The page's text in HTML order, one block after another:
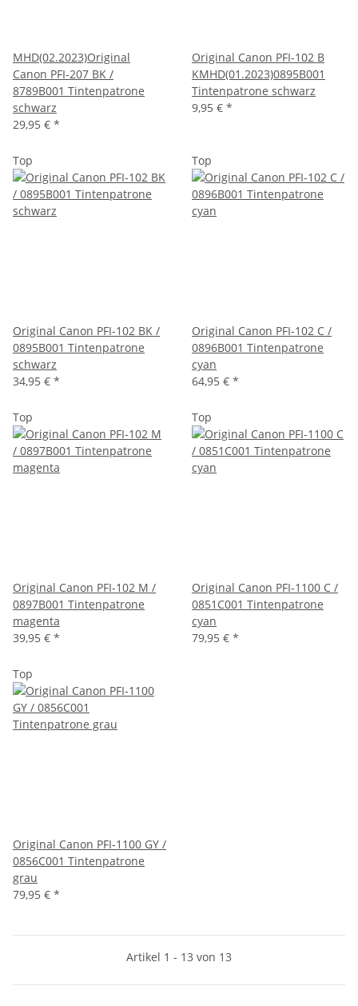
MHD(02.2023)Original
Canon PFI-207 BK /
8789B001 Tintenpatrone
schwarz
29,95 € *
Original Canon PFI-102 B
KMHD(01.2023)0895B001
Tintenpatrone schwarz
9,95 € *
Top
Original Canon PFI-102 BK /
0895B001 Tintenpatrone
schwarz
34,95 € *
Top
Original Canon PFI-102 C /
0896B001 Tintenpatrone
cyan
64,95 € *
Top
Original Canon PFI-102 M /
0897B001 Tintenpatrone
magenta
39,95 € *
Top
Original Canon PFI-1100 C /
0851C001 Tintenpatrone
cyan
79,95 € *
Top
Original Canon PFI-1100 GY /
0856C001 Tintenpatrone
grau
79,95 € *
Artikel 1 - 13 von 13